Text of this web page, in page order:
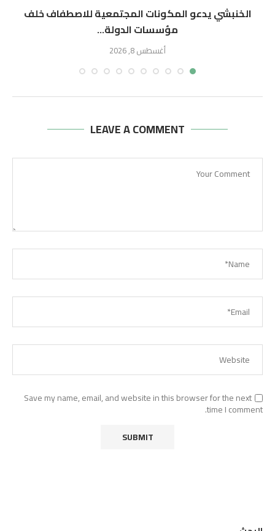
الخنبشي يدعو المكونات المجتمعية للاصطفاف خلف
مؤسسات الدولة...
أغسطس 8, 2026
LEAVE A COMMENT
Save my name, email, and website in this browser for the next
time I comment.